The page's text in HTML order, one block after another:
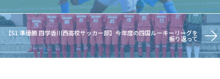
【S1 準優勝 四学香川西高校サッカー部】今年度の四国ルーキーリーグを
振り返って